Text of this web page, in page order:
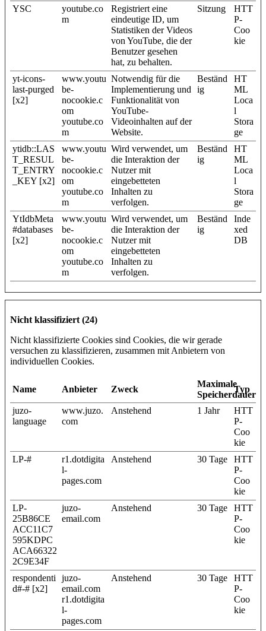
YSC
youtube.co
m
Registriert eine
eindeutige ID, um
Statistiken der Videos
von YouTube, die der
Benutzer gesehen
hat, zu behalten.
Sitzung
HTT
P-
Coo
kie
yt-icons-
last-purged
[x2]
www.youtu
be-
nocookie.c
om
youtube.co
m
Notwendig für die
Implementierung und
Funktionalität von
YouTube-
Videoinhalten auf der
Website.
Beständ
ig
HT
ML
Loca
l
Stora
ge
ytidb::LAS
T_RESUL
T_ENTRY
_KEY [x2]
www.youtu
be-
nocookie.c
om
youtube.co
m
Wird verwendet, um
die Interaktion der
Nutzer mit
eingebetteten
Inhalten zu
verfolgen.
Beständ
ig
HT
ML
Loca
l
Stora
ge
YtIdbMeta
#databases
[x2]
www.youtu
be-
nocookie.c
om
youtube.co
m
Wird verwendet, um
die Interaktion der
Nutzer mit
eingebetteten
Inhalten zu
verfolgen.
Beständ
ig
Inde
xed
DB
Nicht klassifiziert (24)
Nicht klassifizierte Cookies sind Cookies, die wir gerade
versuchen zu klassifizieren, zusammen mit Anbietern von
individuellen Cookies.
Name Anbieter Zweck
Maximale
Speicherdauer
Typ
juzo-
language
www.juzo.
com
Anstehend 1 Jahr
HTT
P-
Coo
kie
LP-#
r1.dotdigita
l-
pages.com
Anstehend 30 Tage
HTT
P-
Coo
kie
LP-
25B86CE
ACC11C7
595KDPC
ACA66322
2C9E34F
juzo-
email.com
Anstehend 30 Tage
HTT
P-
Coo
kie
respondenti
d#-# [x2]
juzo-
email.com
r1.dotdigita
l-
pages.com
Anstehend 30 Tage
HTT
P-
Coo
kie